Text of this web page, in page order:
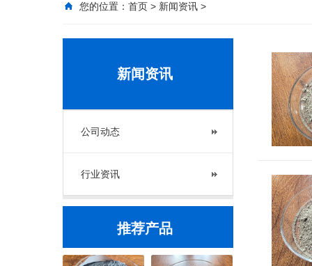
您的位置： 首页 > 新闻资讯 >
新闻资讯
公司动态
行业资讯
推荐产品